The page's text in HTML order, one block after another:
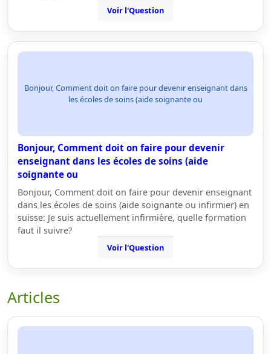
Voir l'Question
Bonjour, Comment doit on faire pour devenir enseignant dans
les écoles de soins (aide soignante ou
Bonjour, Comment doit on faire pour devenir
enseignant dans les écoles de soins (aide
soignante ou
Bonjour, Comment doit on faire pour devenir enseignant
dans les écoles de soins (aide soignante ou infirmier) en
suisse: Je suis actuellement infirmière, quelle formation
faut il suivre?
Voir l'Question
Articles